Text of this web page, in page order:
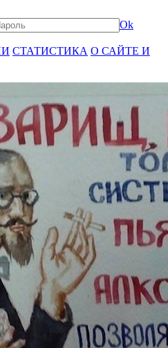
Ok
СТАТИСТИКА О САЙТЕ И